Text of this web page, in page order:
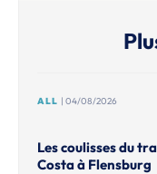
ALL | 04/08/2026
Les coulisses du
Costa à Flensburg